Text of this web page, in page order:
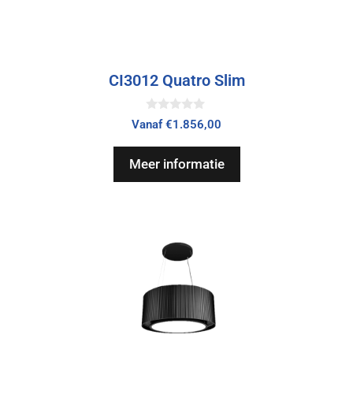
CI3012 Quatro Slim
0
v
5
Vanaf€1.856,00
Meer informatie